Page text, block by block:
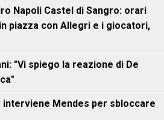
Napoli Castel di Sangro: orari
piazza con Allegri e i giocatori,
"Vi spiego la reazione di De
interviene Mendes per sbloccare